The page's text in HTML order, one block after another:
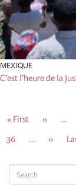
Search
MEXIQUE
C’est l’heure de la
First
« First
Page
‹‹ …
Page
36 …
Page
››